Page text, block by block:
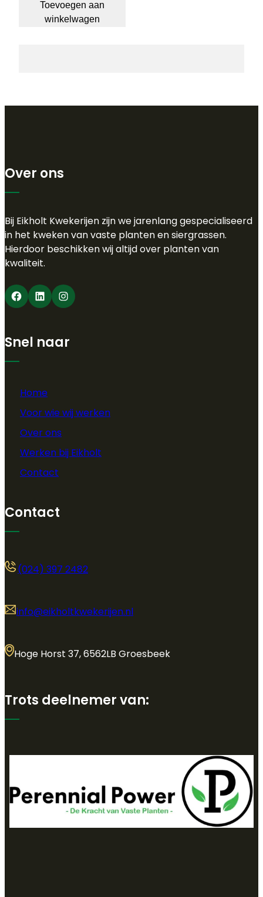
Toevoegen aan
winkelwagen
Over ons
Bij Eikholt Kwekerijen zijn we jarenlang gespecialiseerd
in het kweken van vaste planten en siergrassen.
Hierdoor beschikken wij altijd over planten van
kwaliteit.
Facebook LinkedIn Instagram
Snel naar
Home
Voor wie wij werken
Over ons
Werken bij Eikholt
Contact
Contact
(024) 397 2482
info@eikholtkwekerijen.nl
Hoge Horst 37, 6562LB Groesbeek
Trots deelnemer van: